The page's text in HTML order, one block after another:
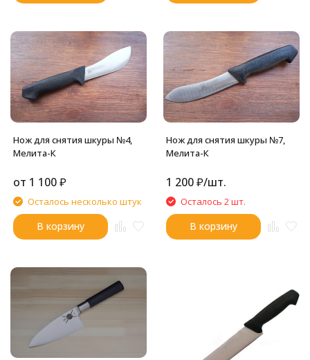
Нож для снятия шкуры №4,
Мелита-К
от 1 100₽
Осталось несколько штук
В корзину
Нож для снятия шкуры №7,
Мелита-К
1 200₽/шт.
Осталось 2 шт.
В корзину